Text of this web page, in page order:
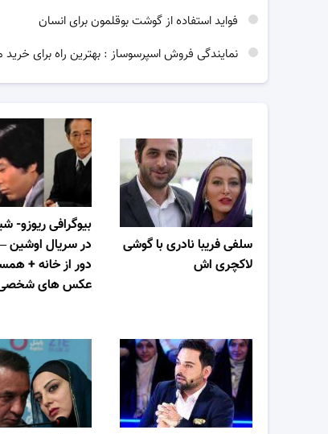
فواید استفاده از گوشت بوقلمون برای انسان
نمایندگی فروش اسپرسوساز : بهترین راه برای
بیوگرافی ریوزو-
در سریال اوشین
دور از خانه +
عکس های
سلفی فریبا نادری با گوشی
لاکچری اش